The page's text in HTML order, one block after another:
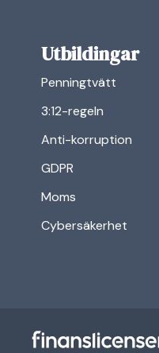
Utbildingar
Penningtvätt
3:12-regeln
Anti-korruption
GDPR
Moms
Cybersäkerhet